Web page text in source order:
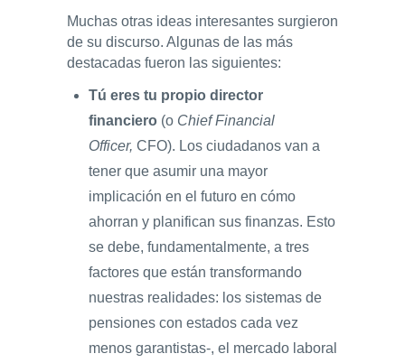
Muchas otras ideas interesantes surgieron
de su discurso. Algunas de las más
destacadas fueron las siguientes:
Tú eres tu propio director
financiero (o Chief Financial
Officer, CFO). Los ciudadanos van a
tener que asumir una mayor
implicación en el futuro en cómo
ahorran y planifican sus finanzas. Esto
se debe, fundamentalmente, a tres
factores que están transformando
nuestras realidades: los sistemas de
pensiones con estados cada vez
menos garantistas-, el mercado laboral